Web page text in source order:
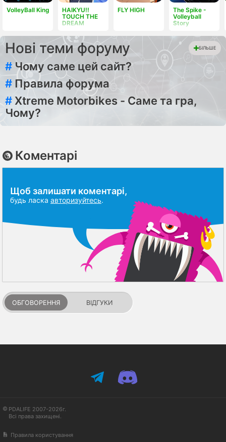
VolleyBall King
HAIKYU!!
TOUCH THE
DREAM
FLY HIGH
The Spike -
Volleyball
Story
Нові теми форуму БІЛЬШЕ
# Чому саме цей сайт?
# Правила форума
# Xtreme Motorbikes - Саме та гра,
Чому?
Коментарі
Щоб залишати коментарі,
будь ласка авторизуйтесь.
ОБГОВОРЕННЯ ВІДГУКИ
PDALIFE 2007-2026г.
Всі права захищені.
Правила користування